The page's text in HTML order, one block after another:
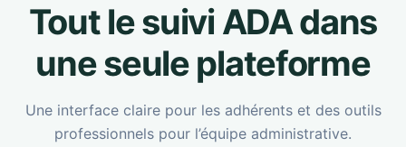
Tout le suivi ADA dans
une seule plateforme
Une interface claire pour les adhérents et des outils
professionnels pour l’équipe administrative.